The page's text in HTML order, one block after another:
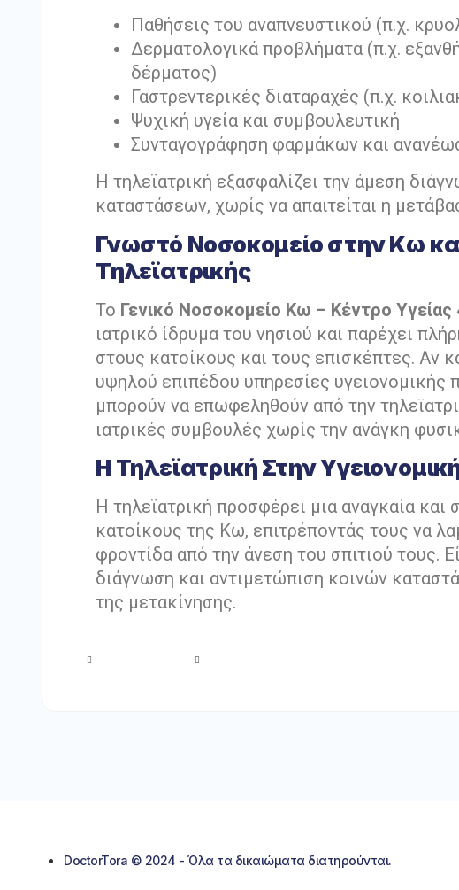
Παθήσεις του αναπνευστικού (π.χ.
Δερματολογικά προβλήματα (π.χ.
δέρματος)
Γαστρεντερικές διαταραχές (π.χ.
Ψυχική υγεία και συμβουλευτική
Συνταγογράφηση φαρμάκων και
Η τηλεϊατρική εξασφαλίζει την άμεση
καταστάσεων, χωρίς να απαιτείται η
Γνωστό Νοσοκομείο στην Κω
Τηλεϊατρικής
Το Γενικό Νοσοκομείο Κω – Κέντρο Υγείας
ιατρικό ίδρυμα του νησιού και παρέχει
στους κατοίκους και τους επισκέπτες. Αν
υψηλού επιπέδου υπηρεσίες υγειονομικής
μπορούν να επωφεληθούν από την
ιατρικές συμβουλές χωρίς την ανάγκη
Η Τηλεϊατρική Στην
Η τηλεϊατρική προσφέρει μια αναγκαία και
κατοίκους της Κω, επιτρέποντάς τους να
φροντίδα από την άνεση του σπιτιού τους.
διάγνωση και αντιμετώπιση κοινών
της μετακίνησης.
DoctorTora © 2024 - Όλα τα δικαιώματα διατηρούνται.